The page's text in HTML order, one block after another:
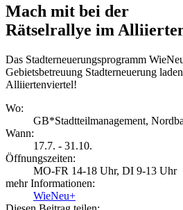
Mach mit bei der
Rätselrallye im
Das Stadterneuerungsprogramm
Gebietsbetreuung Stadterneuerung
Alliiertenviertel!
Wo:
GB*Stadtteilmanagement,
Wann:
17.7. - 31.10.
Öffnungszeiten:
MO-FR 14-18 Uhr, DI 9-13 Uhr
mehr Informationen:
WieNeu+